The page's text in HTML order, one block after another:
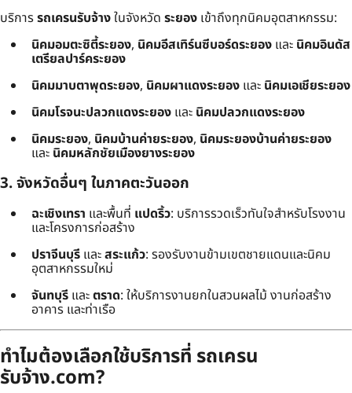
บริการรถเครนรับจ้างในจังหวัด ระยอง เข้าถึงทุกนิคมอุตสาหกรรม:
นิคมอมตะซิตี้ระยอง, นิคมอีสเทิร์นซีบอร์ดระยอง และ นิคมอินดัส
เตรียลปาร์คระยอง
นิคมมาบตาพุดระยอง, นิคมผาแดงระยอง และ นิคมเอเชียระยอง
นิคมโรจนะปลวกแดงระยอง และ นิคมปลวกแดงระยอง
นิคมระยอง, นิคมบ้านค่ายระยอง, นิคมระยองบ้านค่ายระยอง
และ นิคมหลักชัยเมืองยางระยอง
3. จังหวัดอื่นๆ ในภาคตะวันออก
ฉะเชิงเทรา และพื้นที่ แปดริ้ว: บริการรวดเร็วทันใจสำหรับโรงงาน
และโครงการก่อสร้าง
ปราจีนบุรี และสระแก้ว: รองรับงานข้ามเขตชายแดนและนิคม
อุตสาหกรรมใหม่
จันทบุรี และตราด: ให้บริการงานยกในสวนผลไม้ งานก่อสร้าง
อาคาร และท่าเรือ
ทำไมต้องเลือกใช้บริการที่ รถเครน
รับจ้าง.com?